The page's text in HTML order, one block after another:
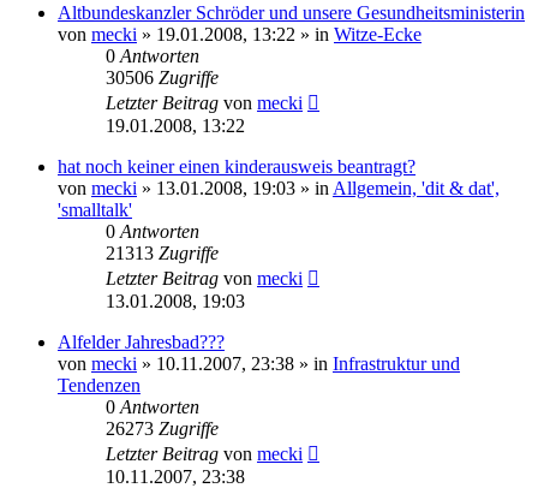
Altbundeskanzler Schröder und unsere Gesundheitsministerin
von mecki » 19.01.2008, 13:22 » in Witze-Ecke
0 Antworten
30506 Zugriffe
Letzter Beitrag von mecki
19.01.2008, 13:22
hat noch keiner einen kinderausweis beantragt?
von mecki » 13.01.2008, 19:03 » in Allgemein, 'dit & dat',
'smalltalk'
0 Antworten
21313 Zugriffe
Letzter Beitrag von mecki
13.01.2008, 19:03
Alfelder Jahresbad???
von mecki » 10.11.2007, 23:38 » in Infrastruktur und
Tendenzen
0 Antworten
26273 Zugriffe
Letzter Beitrag von mecki
10.11.2007, 23:38